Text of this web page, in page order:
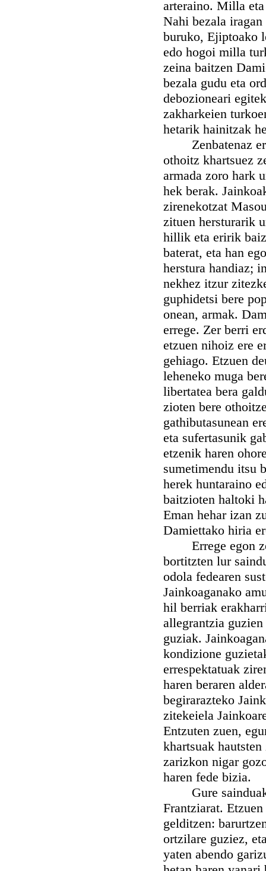
arteraino. Milla
Nahi bezala
buruko, Ejiptoako
edo hogoi milla
zeina baitzen
bezala gudu eta
debozioneari
zakharkeien
hetarik hainitzak
Zenbatenaz
othoitz khartsuez
armada zoro hark
hek berak.
zirenekotzat
zituen hersturarik
hillik eta eririk
baterat, eta han
herstura handiaz;
nekhez itzur
guphidetsi bere
onean, armak.
errege. Zer berri
etzuen nihoiz ere
gehiago. Etzuen
leheneko muga
libertatea bera
zioten bere
gathibutasunean
eta sufertasunik
etzenik haren
sumetimendu itsu
herek huntaraino
baitzioten haltoki
Eman hehar izan
Damiettako hiria
Errege egon
bortitzten lur
odola fedearen
Jainkoaganako
hil berriak
allegrantzia
guziak.
kondizione
errespektatuak
haren beraren
begirarazteko
zitekeiela
Entzuten zuen,
khartsuak
zarizkon nigar
haren fede bizia.
Gure sainduak
Frantziarat.
gelditzen:
ortzilare guziez,
yaten abendo